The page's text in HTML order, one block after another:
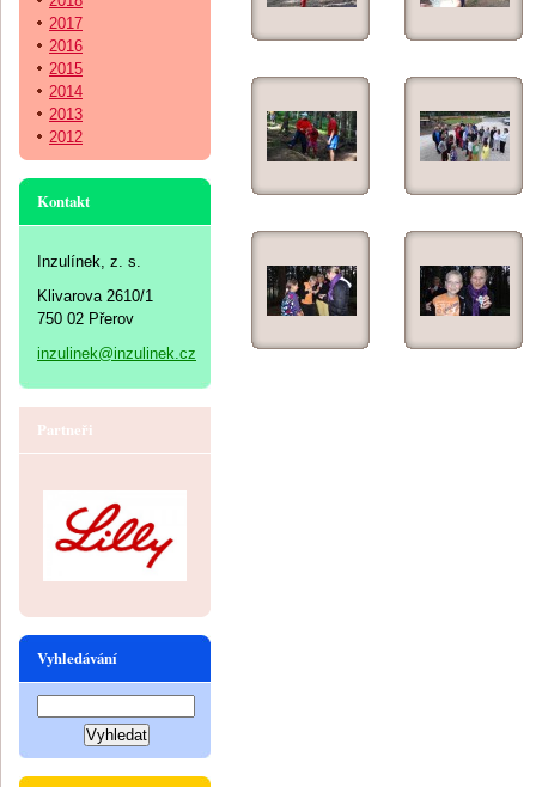
2017
2016
2015
2014
2013
2012
Kontakt
Inzulínek, z. s.
Klivarova 2610/1
750 02 Přerov
inzulinek@inzulinek.cz
Partneři
Vyhledávání